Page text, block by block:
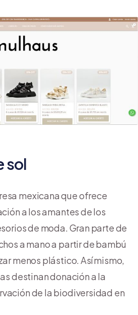
sol
mexicana que ofrece
a los amantes de los
de moda. Gran parte de
a mano a partir de bambú
menos plástico. Así mismo,
destinan donación a la
de la biodiversidad en